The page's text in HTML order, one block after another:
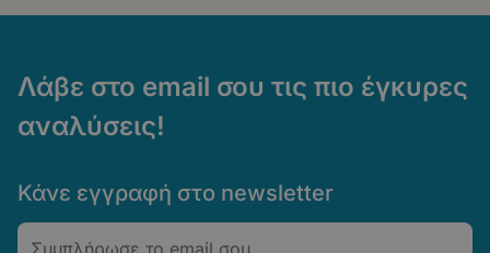
Λάβε στο email σου τις πιο έγκυρες
αναλύσεις!
Κάνε εγγραφή στο newsletter
Email